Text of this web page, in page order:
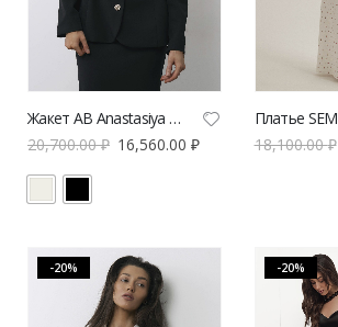
Жакет AB Anastasiya Burdyugova приталенный с квадратным вырезом | VERESK studio
20,700.00₽ 16,560.00 ₽
18,100.00₽
-20% -20%